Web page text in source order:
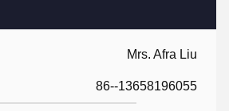
Mrs. Afra Liu
86--13658196055